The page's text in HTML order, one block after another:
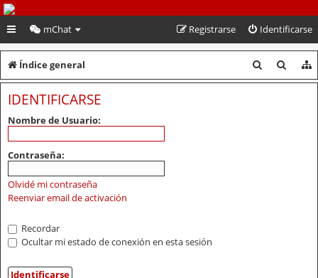
PeruVoley.com
mChat Identificarse
Registrarse
Índice general
u
u
IDENTIFICARSE
Nombre de Usuario:
Contraseña:
Olvidé mi contraseña
Reenviar email de activación
Recordar
Ocultar mi estado de conexión en esta sesión